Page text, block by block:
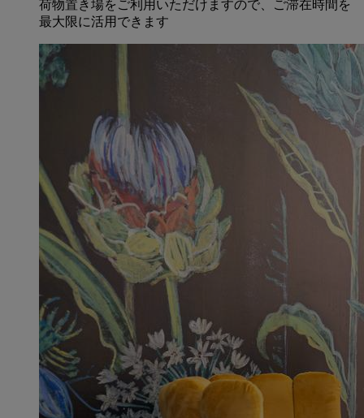
荷物置き場をご利用いただけますので、ご滞在時間を
最大限に活用できます